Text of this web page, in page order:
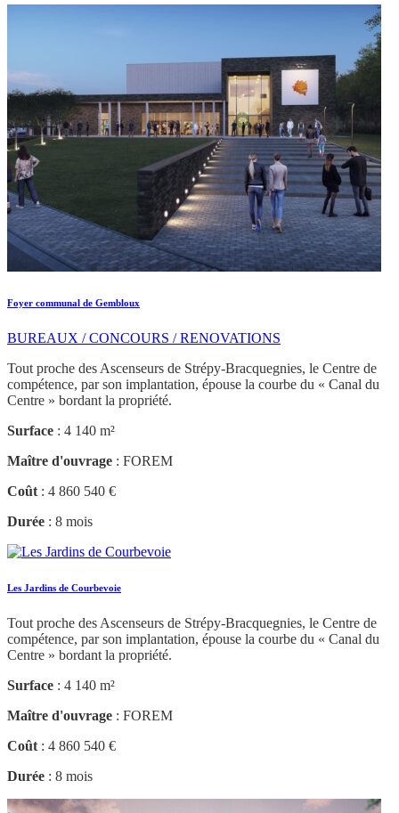
Foyer communal de Gembloux
BUREAUX / CONCOURS / RENOVATIONS
Tout proche des Ascenseurs de Strépy-Bracquegnies, le Centre de
compétence, par son implantation, épouse la courbe du « Canal du
Centre » bordant la propriété.
Surface : 4 140 m²
Maître d'ouvrage : FOREM
Coût : 4 860 540 €
Durée : 8 mois
Les Jardins de Courbevoie
Tout proche des Ascenseurs de Strépy-Bracquegnies, le Centre de
compétence, par son implantation, épouse la courbe du « Canal du
Centre » bordant la propriété.
Surface : 4 140 m²
Maître d'ouvrage : FOREM
Coût : 4 860 540 €
Durée : 8 mois